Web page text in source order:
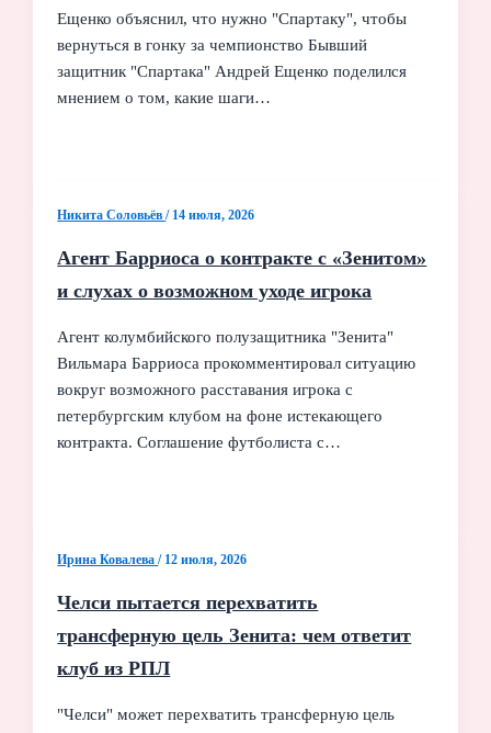
Ещенко объяснил, что нужно "Спартаку", чтобы
вернуться в гонку за чемпионство Бывший
защитник "Спартака" Андрей Ещенко поделился
мнением о том, какие шаги…
Никита Соловьёв/ 14 июля, 2026
Агент Барриоса о контракте с «Зенитом»
и слухах о возможном уходе игрока
Агент колумбийского полузащитника "Зенита"
Вильмара Барриоса прокомментировал ситуацию
вокруг возможного расставания игрока с
петербургским клубом на фоне истекающего
контракта. Соглашение футболиста с…
Ирина Ковалева/ 12 июля, 2026
Челси пытается перехватить
трансферную цель Зенита: чем ответит
клуб из РПЛ
"Челси" может перехватить трансферную цель